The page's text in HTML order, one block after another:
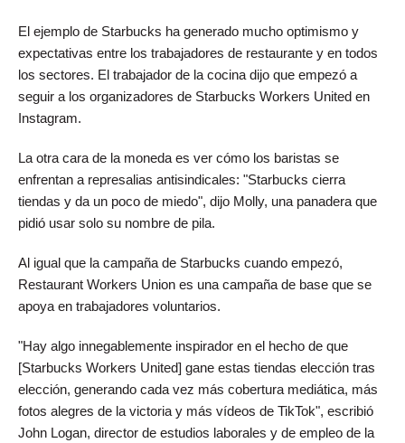
El ejemplo de Starbucks ha generado mucho optimismo y
expectativas entre los trabajadores de restaurante y en todos
los sectores. El trabajador de la cocina dijo que empezó a
seguir a los organizadores de Starbucks Workers United en
Instagram.
La otra cara de la moneda es ver cómo los baristas se
enfrentan a represalias antisindicales: "Starbucks cierra
tiendas y da un poco de miedo", dijo Molly, una panadera que
pidió usar solo su nombre de pila.
Al igual que la campaña de Starbucks cuando empezó,
Restaurant Workers Union es una campaña de base que se
apoya en trabajadores voluntarios.
"Hay algo innegablemente inspirador en el hecho de que
[Starbucks Workers United] gane estas tiendas elección tras
elección, generando cada vez más cobertura mediática, más
fotos alegres de la victoria y más vídeos de TikTok", escribió
John Logan, director de estudios laborales y de empleo de la